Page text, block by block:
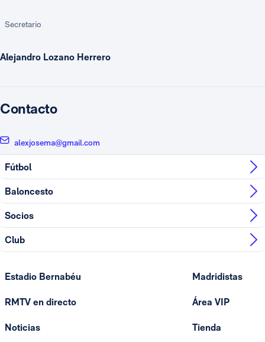
Secretario
Alejandro Lozano Herrero
Contacto
alexjosema@gmail.com
Fútbol
Baloncesto
Socios
Club
Estadio Bernabéu
RMTV en directo
Noticias
Madridistas
Área VIP
Tienda